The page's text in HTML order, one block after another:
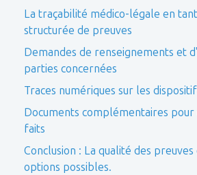
La traçabilité médico-légale en
structurée de preuves
Demandes de renseignements et
parties concernées
Traces numériques sur les
Documents complémentaires
faits
Conclusion : La qualité des
options possibles.